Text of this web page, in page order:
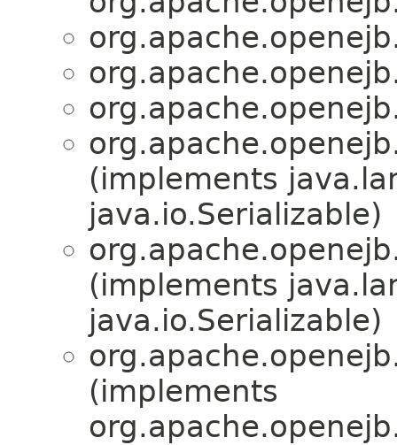
(implements
java.io.Serializable)
(implements
java.io.Serializable)
(implements